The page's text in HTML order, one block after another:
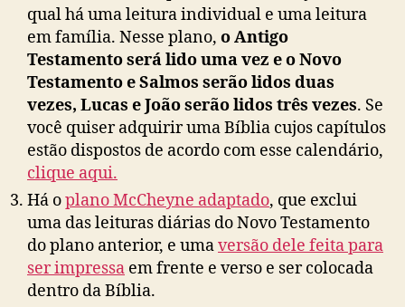
qual há uma leitura individual e uma leitura
em família. Nesse plano, o Antigo
Testamento será lido uma vez e o Novo
Testamento e Salmos serão lidos duas
vezes, Lucas e João serão lidos três vezes. Se
você quiser adquirir uma Bíblia cujos capítulos
estão dispostos de acordo com esse calendário,
clique aqui.
Há oplano McCheyne adaptado, que exclui
uma das leituras diárias do Novo Testamento
do plano anterior, e umaversão dele feita para
ser impressa em frente e verso e ser colocada
dentro da Bíblia.